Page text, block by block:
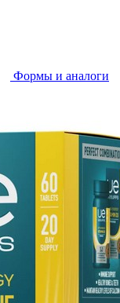
Формы и аналоги